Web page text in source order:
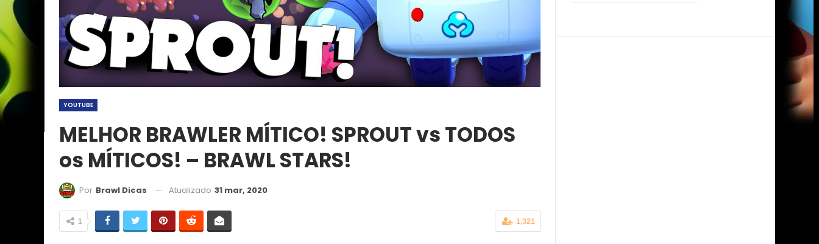
YOUTUBE
MELHOR BRAWLER MÍTICO! SPROUT vs TODOS
os MÍTICOS! – BRAWL STARS!
Por Brawl Dicas Atualizado 31 mar, 2020
1,321
1